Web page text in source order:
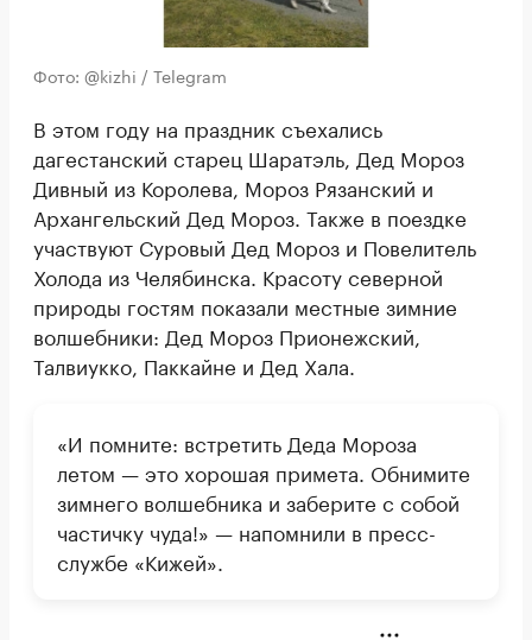
Фото: @kizhi / Telegram
В этом году на праздник съехались
дагестанский старец Шаратэль, Дед Мороз
Дивный из Королева, Мороз Рязанский и
Архангельский Дед Мороз. Также в поездке
участвуют Суровый Дед Мороз и Повелитель
Холода из Челябинска. Красоту северной
природы гостям показали местные зимние
волшебники: Дед Мороз Прионежский,
Талвиукко, Паккайне и Дед Хала.
«И помните: встретить Деда Мороза
летом — это хорошая примета. Обнимите
зимнего волшебника и заберите с собой
частичку чуда!» — напомнили в пресс-
службе «Кижей».